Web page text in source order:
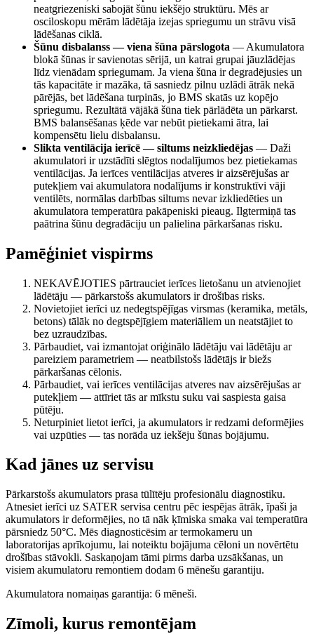
neatgriezeniski sabojāt šūnu iekšējo struktūru. Mēs ar
osciloskopu mērām lādētāja izejas spriegumu un strāvu visā
lādēšanas ciklā.
Šūnu disbalanss — viena šūna pārslogota — Akumulatora
blokā šūnas ir savienotas sērijā, un katrai grupai jāuzlādējas
līdz vienādam spriegumam. Ja viena šūna ir degradējusies un
tās kapacitāte ir mazāka, tā sasniedz pilnu uzlādi ātrāk nekā
pārējās, bet lādēšana turpinās, jo BMS skatās uz kopējo
spriegumu. Rezultātā vājākā šūna tiek pārlādēta un pārkarst.
BMS balansēšanas ķēde var nebūt pietiekami ātra, lai
kompensētu lielu disbalansu.
Slikta ventilācija ierīcē — siltums neizkliedējas — Daži
akumulatori ir uzstādīti slēgtos nodalījumos bez pietiekamas
ventilācijas. Ja ierīces ventilācijas atveres ir aizsērējušas ar
putekļiem vai akumulatora nodalījums ir konstruktīvi vāji
ventilēts, normālas darbības siltums nevar izkliedēties un
akumulatora temperatūra pakāpeniski pieaug. Ilgtermiņā tas
paātrina šūnu degradāciju un palielina pārkaršanas risku.
Pamēģiniet vispirms
NEKAVĒJOTIES pārtrauciet ierīces lietošanu un atvienojiet
lādētāju — pārkarstošs akumulators ir drošības risks.
Novietojiet ierīci uz nedegtspējīgas virsmas (keramika, metāls,
betons) tālāk no degtspējīgiem materiāliem un neatstājiet to
bez uzraudzības.
Pārbaudiet, vai izmantojat oriģinālo lādētāju vai lādētāju ar
pareiziem parametriem — neatbilstošs lādētājs ir biežs
pārkaršanas cēlonis.
Pārbaudiet, vai ierīces ventilācijas atveres nav aizsērējušas ar
putekļiem — attīriet tās ar mīkstu suku vai saspiesta gaisa
pūtēju.
Neturpiniet lietot ierīci, ja akumulators ir redzami deformējies
vai uzpūties — tas norāda uz iekšēju šūnas bojājumu.
Kad jānes uz servisu
Pārkarstošs akumulators prasa tūlītēju profesionālu diagnostiku.
Atnesiet ierīci uz SATER servisa centru pēc iespējas ātrāk, īpaši ja
akumulators ir deformējies, no tā nāk ķīmiska smaka vai temperatūra
pārsniedz 50°C. Mēs diagnosticēsim ar termokameru un
laboratorijas aprīkojumu, lai noteiktu bojājuma cēloni un novērtētu
drošības stāvokli. Saskaņojam tāmi pirms darba uzsākšanas, un
visiem akumulatoru remontiem dodam 6 mēnešu garantiju.
Akumulatora nomaiņas garantija: 6 mēneši.
Zīmoli, kurus remontējam